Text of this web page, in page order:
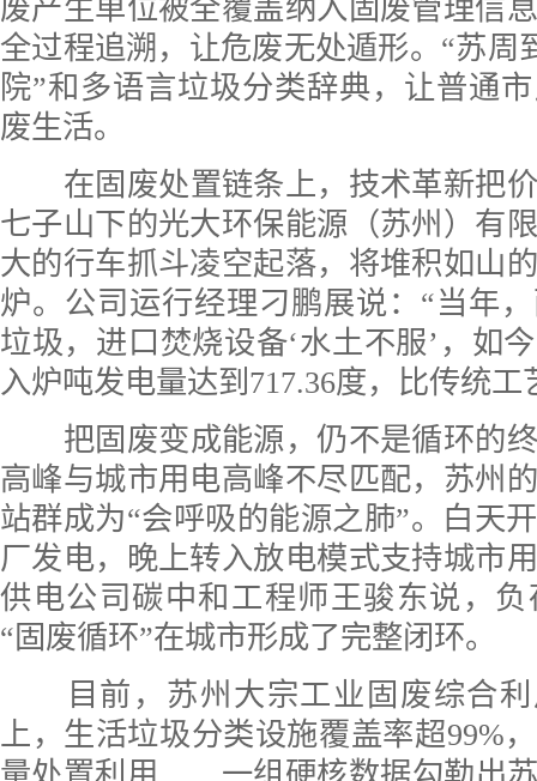
废产生单位被全覆盖纳入固废管理信
全过程追溯，让危废无处遁形。“苏周
院”和多语言垃圾分类辞典，让普通
废生活。
在固废处置链条上，技术革新把
七子山下的光大环保能源（苏州）有
大的行车抓斗凌空起落，将堆积如山
炉。公司运行经理刁鹏展说：“当年
垃圾，进口焚烧设备‘水土不服’，如
入炉吨发电量达到717.36度，比传统工
把固废变成能源，仍不是循环的
高峰与城市用电高峰不尽匹配，苏州
站群成为“会呼吸的能源之肺”。白天
厂发电，晚上转入放电模式支持城市
供电公司碳中和工程师王骏东说，
“固废循环”在城市形成了完整闭环。
目前，苏州大宗工业固废综合
上，生活垃圾分类设施覆盖率超99%